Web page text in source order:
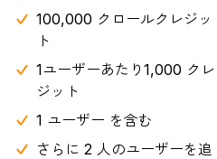
100,000 クロールクレジッ
ト
1ユーザーあたり1,000 クレ
ジット
1 ユーザー を含む
さらに 2 人のユーザーを追